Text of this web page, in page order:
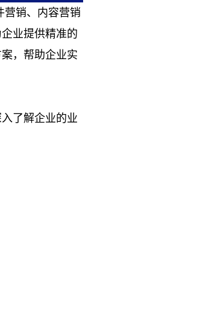
营销、内容营销
业提供精准的
，帮助企业实
了解企业的业